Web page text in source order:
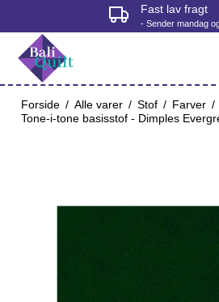
Fysisk butik i
- tjek åbningstider før
Forside / Alle varer / Stof / Farver /
Tone-i-tone basisstof - Dimples